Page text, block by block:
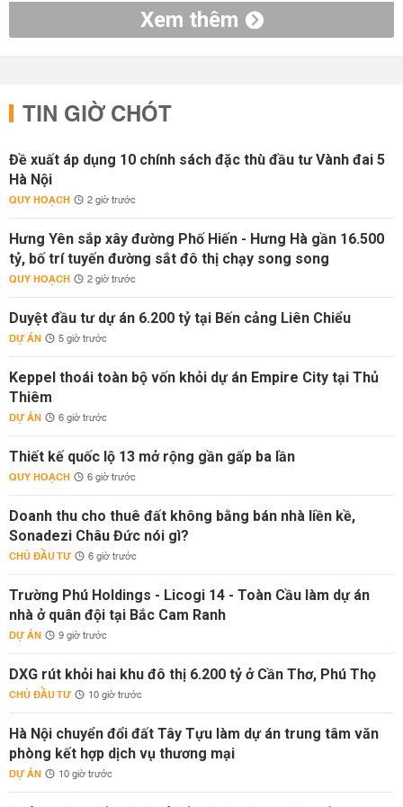
Xem thêm
TIN GIỜ CHÓT
Đề xuất áp dụng 10 chính sách đặc thù đầu tư Vành đai 5
Hà Nội
QUY HOẠCH 2 giờ trước
Hưng Yên sắp xây đường Phố Hiến - Hưng Hà gần 16.500
tỷ, bố trí tuyến đường sắt đô thị chạy song song
QUY HOẠCH 2 giờ trước
Duyệt đầu tư dự án 6.200 tỷ tại Bến cảng Liên Chiểu
DỰ ÁN 5 giờ trước
Keppel thoái toàn bộ vốn khỏi dự án Empire City tại Thủ
Thiêm
DỰ ÁN 6 giờ trước
Thiết kế quốc lộ 13 mở rộng gần gấp ba lần
QUY HOẠCH 6 giờ trước
Doanh thu cho thuê đất không bằng bán nhà liền kề,
Sonadezi Châu Đức nói gì?
CHỦ ĐẦU TƯ 6 giờ trước
Trường Phú Holdings - Licogi 14 - Toàn Cầu làm dự án
nhà ở quân đội tại Bắc Cam Ranh
DỰ ÁN 9 giờ trước
DXG rút khỏi hai khu đô thị 6.200 tỷ ở Cần Thơ, Phú Thọ
CHỦ ĐẦU TƯ 10 giờ trước
Hà Nội chuyển đổi đất Tây Tựu làm dự án trung tâm văn
phòng kết hợp dịch vụ thương mại
DỰ ÁN 10 giờ trước